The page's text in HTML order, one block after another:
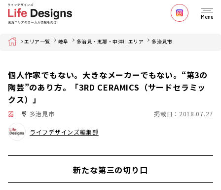
Menu
Home エリア一覧 岐阜 多治見・恵那・中津川エリア 多治見市
個人作家でもない。大きなメーカーでもない。“第3の
陶芸”のあり方。「3RD CERAMICS（サードセラミッ
クス）」
器 多治見市 掲載日：2018.07.27
ライフデザインズ編集部
新たな第三の切り口